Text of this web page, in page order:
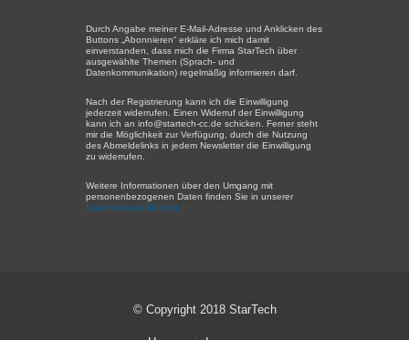
Durch Angabe meiner E-Mail-Adresse und Anklicken des
Buttons „Abonnieren“ erkläre ich mich damit
einverstanden, dass mich die Firma StarTech über
ausgewählte Themen (Sprach- und
Datenkommunikation) regelmäßig informieren darf.
Nach der Registrierung kann ich die Einwilligung
jederzeit widerrufen. Einen Widerruf der Einwilligung
kann ich an info@startech-cc.de schicken. Ferner steht
mir die Möglichkeit zur Verfügung, durch die Nutzung
des Abmeldelinks in jedem Newsletter die Einwilligung
zu widerrufen.
Weitere Informationen über den Umgang mit
personenbezogenen Daten finden Sie in unserer
Datenschutzerklärung.
© Copyright 2018 StarTech